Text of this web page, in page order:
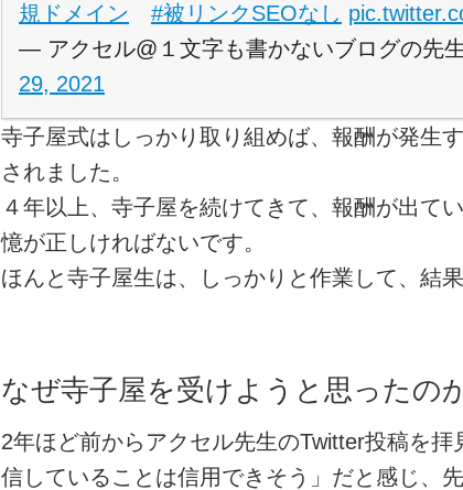
規ドメイン
#被リンクSEOなし
— アクセル@１文字も書かないブログの先
29, 2021
寺子屋式はしっかり取り組めば、報酬が発生
されました。
４年以上、寺子屋を続けてきて、報酬が出て
憶が正しければないです。
ほんと寺子屋生は、しっかりと作業して、結
なぜ寺子屋を受けようと思ったの
2年ほど前からアクセル先生のTwitter投稿を
信していることは信用できそう」だと感じ、